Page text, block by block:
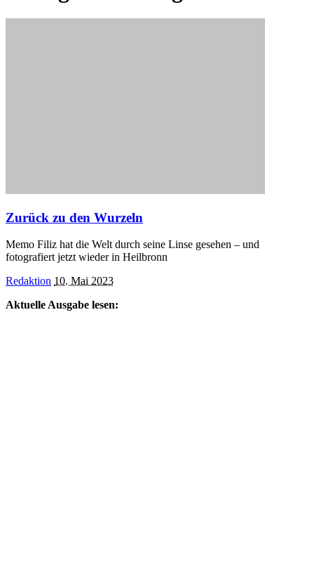
Zurück zu den Wurzeln
Memo Filiz hat die Welt durch seine Linse gesehen – und
fotografiert jetzt wieder in Heilbronn
Posted
Redaktion 10. Mai 2023
Aktuelle Ausgabe lesen: